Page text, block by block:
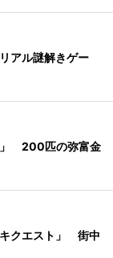
アル謎解きゲー
」 200匹の弥富金
クエスト」 街中